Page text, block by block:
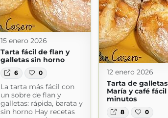
15 enero 2026
Tarta fácil de flan y
galletas sin horno
6 0
La tarta más fácil con
un sobre de flan y
galletas: rápida, barata y
sin horno Hay recetas
12 enero 2026
Tarta de galletas
María y café fácil
minutos
8 0